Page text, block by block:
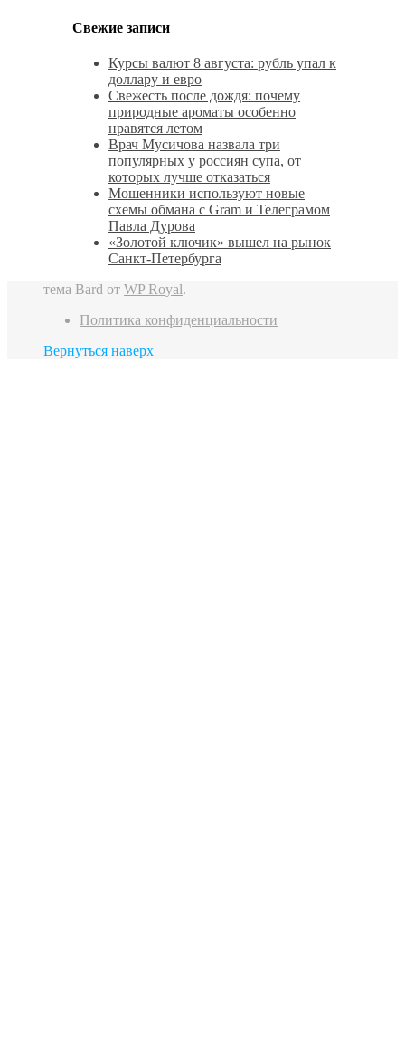
Свежие записи
Курсы валют 8 августа: рубль упал к
доллару и евро
Свежесть после дождя: почему
природные ароматы особенно
нравятся летом
Врач Мусичова назвала три
популярных у россиян супа, от
которых лучше отказаться
Мошенники используют новые
схемы обмана с Gram и Телеграмом
Павла Дурова
«Золотой ключик» вышел на рынок
Санкт‑Петербурга
тема Bard от WP Royal.
Политика конфиденциальности
Вернуться наверх